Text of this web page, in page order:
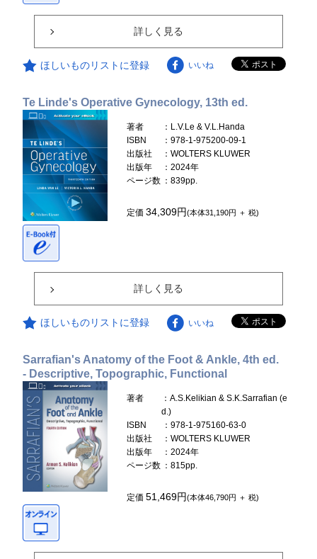
詳しく見る
ほしいものリストに登録 いいね
Te Linde's Operative Gynecology, 13th ed.
著者
：L.V.Le & V.L.Handa
ISBN
：978-1-975200-09-1
出版社
：WOLTERS KLUWER
出版年
：2024年
ページ数 ：839pp.
定価34,309円(本体31,190円 ＋ 税)
詳しく見る
ほしいものリストに登録 いいね
Sarrafian's Anatomy of the Foot & Ankle, 4th ed.
- Descriptive, Topographic, Functional
著者
：A.S.Kelikian & S.K.Sarrafian (e
d.)
ISBN
：978-1-975160-63-0
出版社
：WOLTERS KLUWER
出版年
：2024年
ページ数 ：815pp.
定価51,469円(本体46,790円 ＋ 税)